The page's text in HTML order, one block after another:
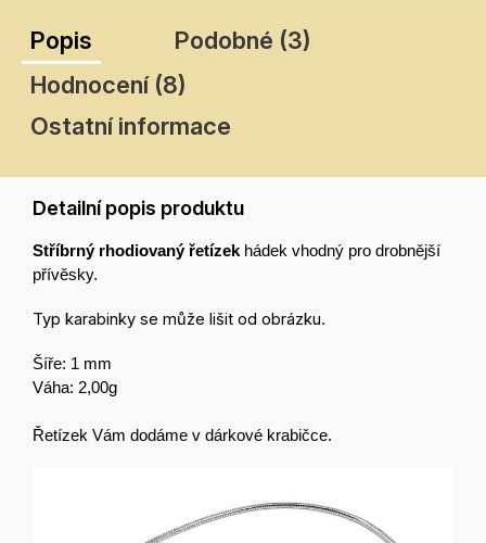
Popis
Podobné (3)
Hodnocení (8)
Ostatní informace
Detailní popis produktu
Stříbrný rhodiovaný řetízekhádek vhodný pro drobnější
přívěsky.
Typ karabinky se může lišit od obrázku.
Šíře: 1 mm
Váha: 2,00g
Řetízek Vám dodáme v dárkové krabičce.